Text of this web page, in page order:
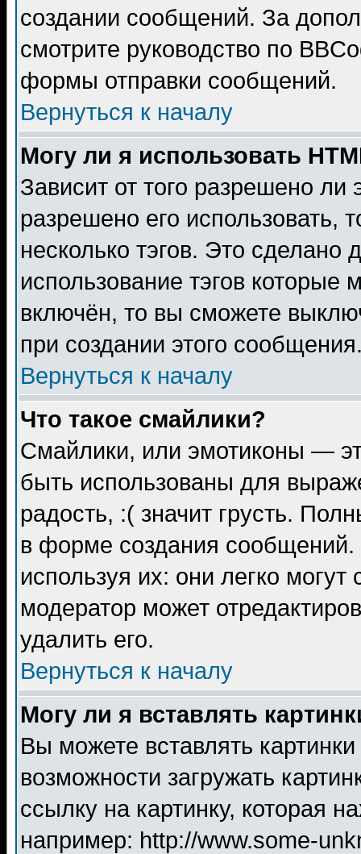
создании сообщений. За
смотрите руководство по
формы отправки сообщений.
Вернуться к началу
Могу ли я использовать
Зависит от того разрешено
разрешено его использовать,
несколько тэгов. Это сделано
использование тэгов
включён, то вы сможете
при создании этого
Вернуться к началу
Что такое смайлики?
Смайлики, или эмотиконы —
быть использованы для
радость, :( значит грусть.
в форме создания сообщений.
используя их: они легко
модератор может
удалить его.
Вернуться к началу
Могу ли я вставлять
Вы можете вставлять
возможности загружать
ссылку на картинку, которая
например: http://www.some-